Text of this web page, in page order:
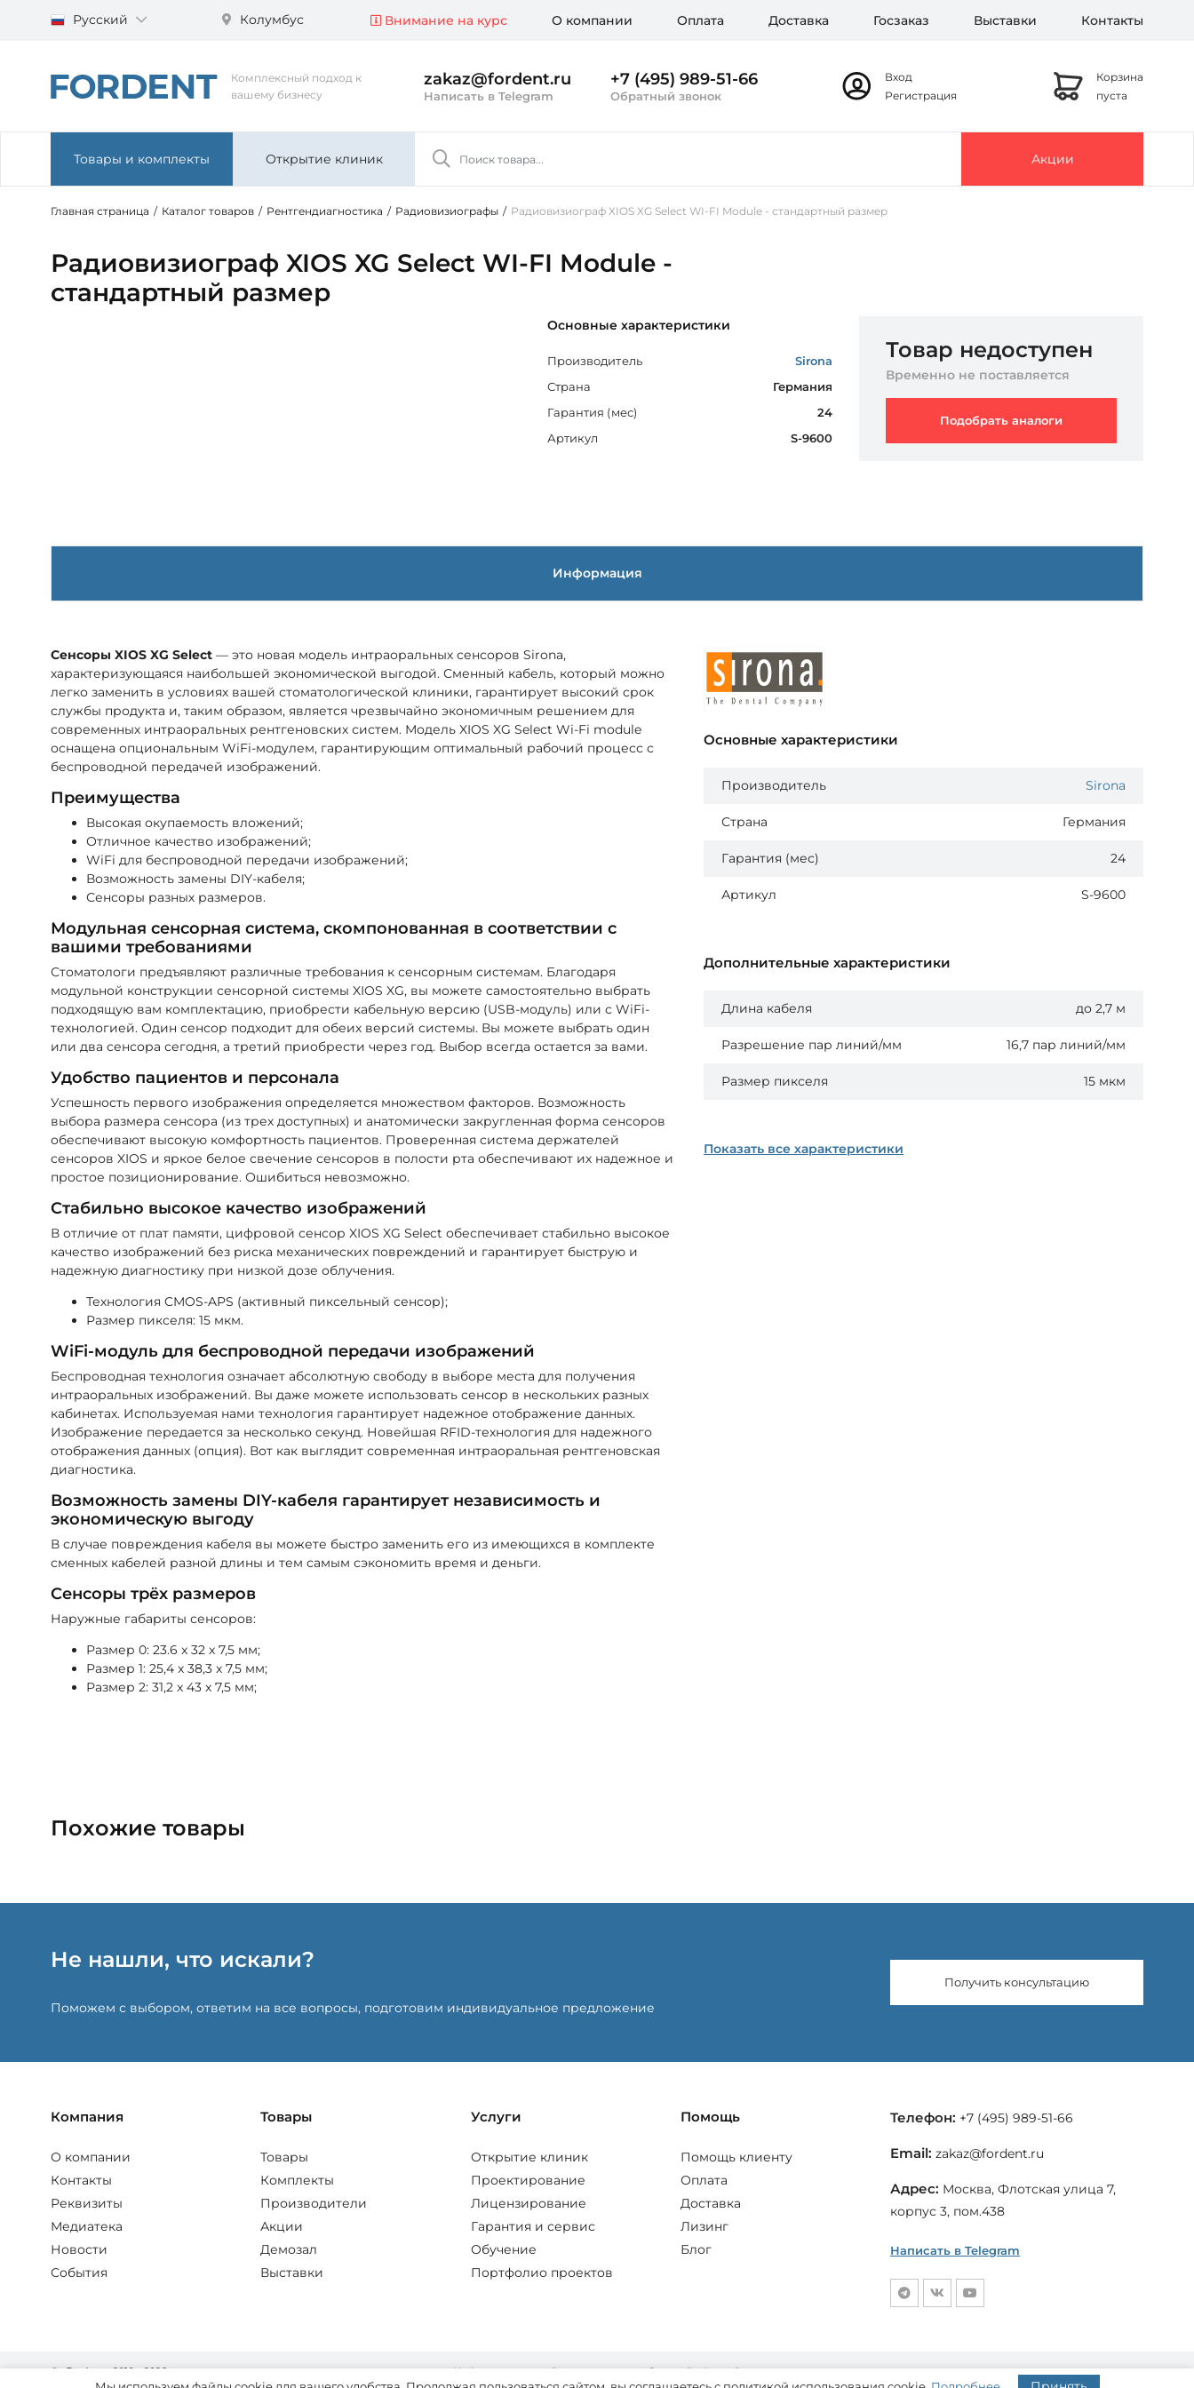
Русский Колумбус Внимание на курс О компании Оплата Доставка Госзаказ Выставки Контакты
Комплексный подход к
вашему бизнесу
zakaz@fordent.ru
Написать в Telegram
+7 (495) 989-51-66
Обратный звонок
Вход
Регистрация
Корзина
пуста
Товары и комплекты Открытие клиник Акции
Главная страница / Каталог товаров / Рентгендиагностика / Радиовизиографы / Радиовизиограф XIOS XG Select WI-FI Module - стандартный размер
Радиовизиограф XIOS XG Select WI-FI Module -
стандартный размер
Основные характеристики
Производитель
Sirona
Страна
Германия
Гарантия (мес)
24
Артикул
S-9600
Товар недоступен
Временно не поставляется
Подобрать аналоги
Информация
Сенсоры XIOS XG Select — это новая модель интраоральных сенсоров Sirona,
характеризующаяся наибольшей экономической выгодой. Сменный кабель, который можно
легко заменить в условиях вашей стоматологической клиники, гарантирует высокий срок
службы продукта и, таким образом, является чрезвычайно экономичным решением для
современных интраоральных рентгеновских систем. Модель XIOS XG Select Wi-Fi module
оснащена опциональным WiFi-модулем, гарантирующим оптимальный рабочий процесс с
беспроводной передачей изображений.
Преимущества
Высокая окупаемость вложений;
Отличное качество изображений;
WiFi для беспроводной передачи изображений;
Возможность замены DIY-кабеля;
Сенсоры разных размеров.
Модульная сенсорная система, скомпонованная в соответствии с
вашими требованиями
Стоматологи предъявляют различные требования к сенсорным системам. Благодаря
модульной конструкции сенсорной системы XIOS XG, вы можете самостоятельно выбрать
подходящую вам комплектацию, приобрести кабельную версию (USB-модуль) или с WiFi-
технологией. Один сенсор подходит для обеих версий системы. Вы можете выбрать один
или два сенсора сегодня, а третий приобрести через год. Выбор всегда остается за вами.
Удобство пациентов и персонала
Успешность первого изображения определяется множеством факторов. Возможность
выбора размера сенсора (из трех доступных) и анатомически закругленная форма сенсоров
обеспечивают высокую комфортность пациентов. Проверенная система держателей
сенсоров XIOS и яркое белое свечение сенсоров в полости рта обеспечивают их надежное и
простое позиционирование. Ошибиться невозможно.
Стабильно высокое качество изображений
В отличие от плат памяти, цифровой сенсор XIOS XG Select обеспечивает стабильно высокое
качество изображений без риска механических повреждений и гарантирует быструю и
надежную диагностику при низкой дозе облучения.
Технология CMOS-APS (активный пиксельный сенсор);
Размер пикселя: 15 мкм.
WiFi-модуль для беспроводной передачи изображений
Беспроводная технология означает абсолютную свободу в выборе места для получения
интраоральных изображений. Вы даже можете использовать сенсор в нескольких разных
кабинетах. Используемая нами технология гарантирует надежное отображение данных.
Изображение передается за несколько секунд. Новейшая RFID-технология для надежного
отображения данных (опция). Вот как выглядит современная интраоральная рентгеновская
диагностика.
Возможность замены DIY-кабеля гарантирует независимость и
экономическую выгоду
В случае повреждения кабеля вы можете быстро заменить его из имеющихся в комплекте
сменных кабелей разной длины и тем самым сэкономить время и деньги.
Сенсоры трёх размеров
Наружные габариты сенсоров:
Размер 0: 23.6 x 32 x 7,5 мм;
Размер 1: 25,4 x 38,3 x 7,5 мм;
Размер 2: 31,2 x 43 x 7,5 мм;
Основные характеристики
Производитель Sirona
Страна Германия
Гарантия (мес) 24
Артикул S-9600
Дополнительные характеристики
Длина кабеля до 2,7 м
Разрешение пар линий/мм 16,7 пар линий/мм
Размер пикселя 15 мкм
Показать все характеристики
Похожие товары
Не нашли, что искали?
Поможем с выбором, ответим на все вопросы, подготовим индивидуальное предложение
Получить консультацию
Компания
О компании
Контакты
Реквизиты
Медиатека
Новости
События
Товары
Товары
Комплекты
Производители
Акции
Демозал
Выставки
Услуги
Открытие клиник
Проектирование
Лицензирование
Гарантия и сервис
Обучение
Портфолио проектов
Помощь
Помощь клиенту
Оплата
Доставка
Лизинг
Блог
Телефон: +7 (495) 989-51-66
Email: zakaz@fordent.ru
Адрес: Москва, Флотская улица 7,
корпус 3, пом.438
Написать в Telegram
© «Fordent», 2010—2026
Комплексный подход к вашему бизнесу
Информация на сайте не является публичной офертой
и носит исключительно ознакомительный характер.
Пользовательское соглашение
Политика конфиденциальности